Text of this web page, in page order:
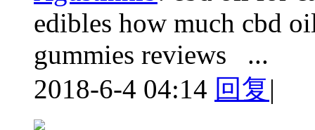
edibles how much cbd
gummies reviews ...
2018-6-4 04:14 回复|